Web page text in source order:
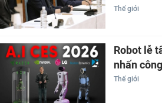
Thế giới
Robot lễ
nhấn
Thế giới